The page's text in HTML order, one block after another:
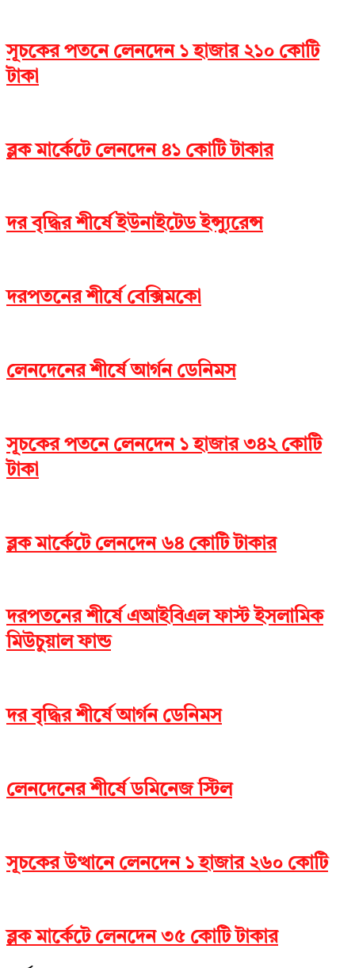
সূচকের পতনে লেনদেন ১ হাজার ২১০ কোটি
টাকা
ব্লক মার্কেটে লেনদেন ৪১ কোটি টাকার
দর বৃদ্ধির শীর্ষে ইউনাইটেড ইন্স্যুরেন্স
দরপতনের শীর্ষে বেক্সিমকো
লেনদেনের শীর্ষে আর্গন ডেনিমস
সূচকের পতনে লেনদেন ১ হাজার ৩৪২ কোটি
টাকা
ব্লক মার্কেটে লেনদেন ৬৪ কোটি টাকার
দরপতনের শীর্ষে এআইবিএল ফাস্ট ইসলামিক
মিউচুয়াল ফান্ড
দর বৃদ্ধির শীর্ষে আর্গন ডেনিমস
লেনদেনের শীর্ষে ডমিনেজ স্টিল
সূচকের উত্থানে লেনদেন ১ হাজার ২৬০ কোটি
ব্লক মার্কেটে লেনদেন ৩৫ কোটি টাকার